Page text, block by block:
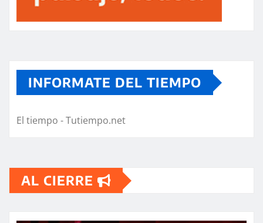
INFORMATE DEL TIEMPO
El tiempo - Tutiempo.net
AL CIERRE